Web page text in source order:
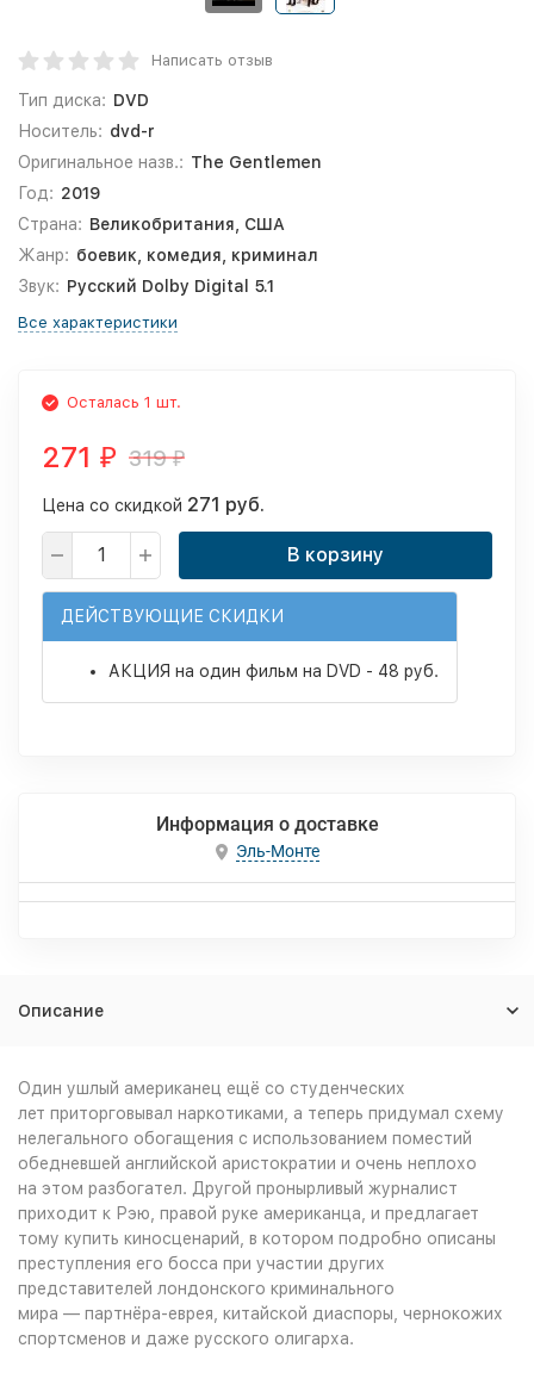
Написать отзыв
Тип диска: DVD
Носитель: dvd-r
Оригинальное назв.: The Gentlemen
Год: 2019
Страна: Великобритания, США
Жанр: боевик, комедия, криминал
Звук: Русский Dolby Digital 5.1
Все характеристики
Осталась 1 шт.
271 ₽ 319₽
Цена со скидкой 271 руб.
В корзину
ДЕЙСТВУЮЩИЕ СКИДКИ
АКЦИЯ на один фильм на DVD - 48 руб.
Информация о доставке
Эль-Монте
Описание
Один ушлый американец ещё со студенческих
лет приторговывал наркотиками, а теперь придумал схему
нелегального обогащения с использованием поместий
обедневшей английской аристократии и очень неплохо
на этом разбогател. Другой пронырливый журналист
приходит к Рэю, правой руке американца, и предлагает
тому купить киносценарий, в котором подробно описаны
преступления его босса при участии других
представителей лондонского криминального
мира — партнёра-еврея, китайской диаспоры, чернокожих
спортсменов и даже русского олигарха.